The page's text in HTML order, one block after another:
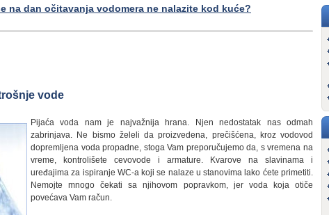
na dan očitavanja vodomera ne nalazite kod kuće?
vode
Pijaća voda nam je najvažnija hrana. Njen nedostatak nas odmah
zabrinjava. Ne bismo želeli da proizvedena, prečišćena, kroz vodovod
dopremljena voda propadne, stoga Vam preporučujemo da, s vremena na
vreme, kontrolišete cevovode i armature. Kvarove na slavinama i
uređajima za ispiranje WC-a koji se nalaze u stanovima lako ćete primetiti.
Nemojte mnogo čekati sa njihovom popravkom, jer voda koja otiče
povećava Vam račun.